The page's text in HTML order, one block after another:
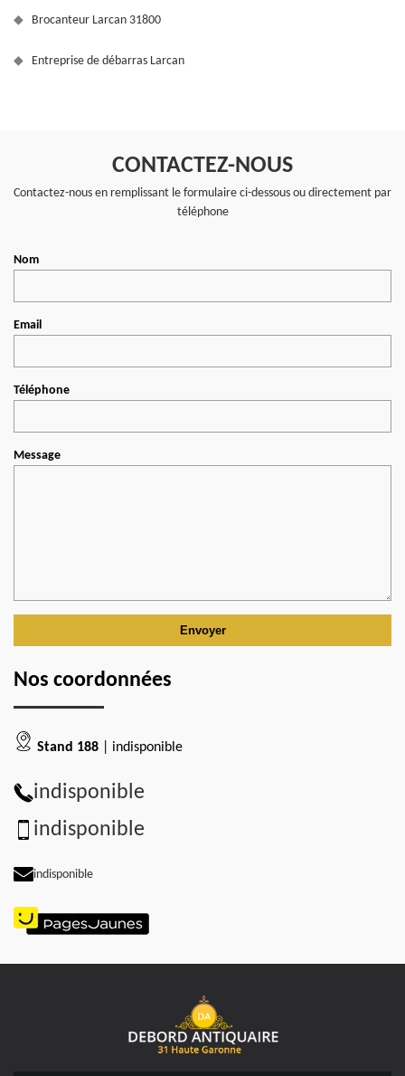
Brocanteur Larcan 31800
Entreprise de débarras Larcan
CONTACTEZ-NOUS
Contactez-nous en remplissant le formulaire ci-dessous ou directement par
téléphone
Nom
Email
Téléphone
Message
Nos coordonnées
Stand 188 | indisponible
indisponible
indisponible
indisponible